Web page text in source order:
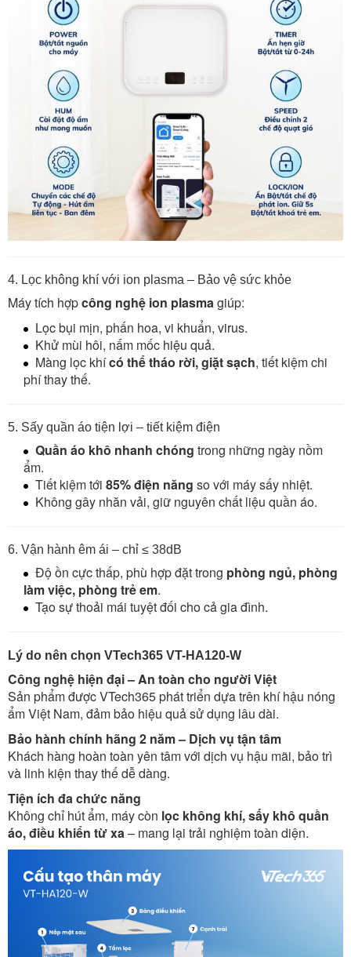
4. Lọc không khí với ion plasma – Bảo vệ sức khỏe
Máy tích hợpcông nghệ ion plasmagiúp:
Lọc bụi mịn, phấn hoa, vi khuẩn, virus.
Khử mùi hôi, nấm mốc hiệu quả.
Màng lọc khícó thể tháo rời, giặt sạch, tiết kiệm chi
phí thay thế.
5. Sấy quần áo tiện lợi – tiết kiệm điện
Quần áo khô nhanh chóng trong những ngày nồm
ẩm.
Tiết kiệm tới 85% điện năng so với máy sấy nhiệt.
Không gây nhăn vải, giữ nguyên chất liệu quần áo.
6. Vận hành êm ái – chỉ ≤ 38dB
Độ ồn cực thấp, phù hợp đặt trong phòng ngủ, phòng
làm việc, phòng trẻ em.
Tạo sự thoải mái tuyệt đối cho cả gia đình.
Lý do nên chọn VTech365 VT-HA120-W
Công nghệ hiện đại – An toàn cho người Việt
Sản phẩm được VTech365 phát triển dựa trên khí hậu nóng
ẩm Việt Nam, đảm bảo hiệu quả sử dụng lâu dài.
Bảo hành chính hãng 2 năm – Dịch vụ tận tâm
Khách hàng hoàn toàn yên tâm với dịch vụ hậu mãi, bảo trì
và linh kiện thay thế dễ dàng.
Tiện ích đa chức năng
Không chỉ hút ẩm, máy còn lọc không khí, sấy khô quần
áo, điều khiển từ xa– mang lại trải nghiệm toàn diện.